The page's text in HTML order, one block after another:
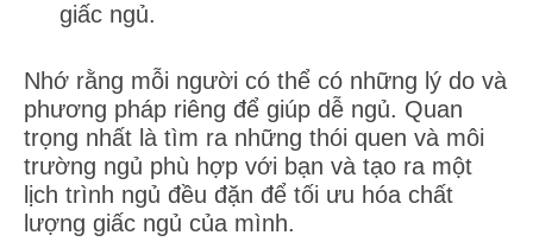
giấc ngủ.
Nhớ rằng mỗi người có thể có những lý do và
phương pháp riêng để giúp dễ ngủ. Quan
trọng nhất là tìm ra những thói quen và môi
trường ngủ phù hợp với bạn và tạo ra một
lịch trình ngủ đều đặn để tối ưu hóa chất
lượng giấc ngủ của mình.